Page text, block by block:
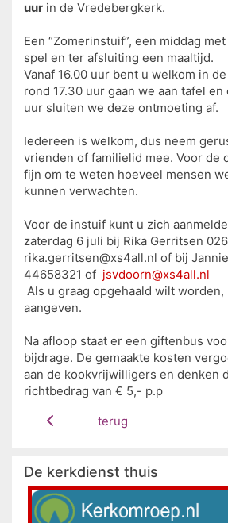
uur in de Vredebergkerk.
Een “Zomerinstuif”, een middag
spel en ter afsluiting een maaltijd.
Vanaf 16.00 uur bent u welkom in
rond 17.30 uur gaan we aan tafel
uur sluiten we deze ontmoeting af.
Iedereen is welkom, dus neem
vrienden of familielid mee. Voor de
fijn om te weten hoeveel mensen
kunnen verwachten.
Voor de instuif kunt u zich
zaterdag 6 juli bij Rika Gerritsen
rika.gerritsen@xs4all.nl of bij
44658321 of jsvdoorn@xs4all.nl
Als u graag opgehaald wilt worden,
aangeven.
Na afloop staat er een giftenbus
bijdrage. De gemaakte kosten
aan de kookvrijwilligers en denken
richtbedrag van € 5,- p.p
terug
De kerkdienst thuis